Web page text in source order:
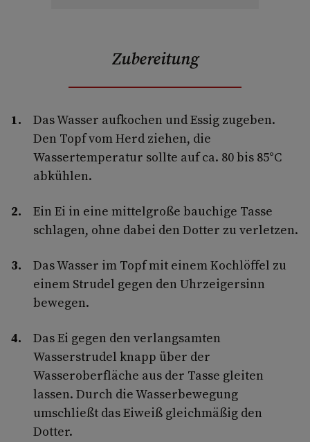
Zubereitung
Das Wasser aufkochen und Essig zugeben.
Den Topf vom Herd ziehen, die
Wassertemperatur sollte auf ca. 80 bis 85°C
abkühlen.
Ein Ei in eine mittelgroße bauchige Tasse
schlagen, ohne dabei den Dotter zu verletzen.
Das Wasser im Topf mit einem Kochlöffel zu
einem Strudel gegen den Uhrzeigersinn
bewegen.
Das Ei gegen den verlangsamten
Wasserstrudel knapp über der
Wasseroberfläche aus der Tasse gleiten
lassen. Durch die Wasserbewegung
umschließt das Eiweiß gleichmäßig den
Dotter.